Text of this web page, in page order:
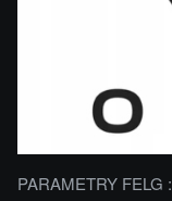
PARAMETRY FELG :